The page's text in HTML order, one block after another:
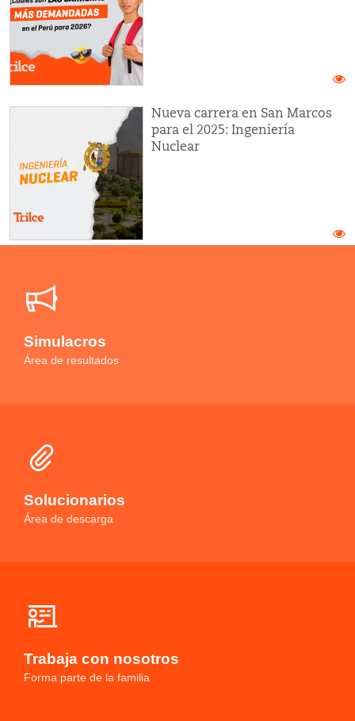
Nueva carrera en San Marcos
para el 2025: Ingeniería
Nuclear
Simulacros
Área de resultados
Solucionarios
Área de descarga
Trabaja con nosotros
Forma parte de la familia